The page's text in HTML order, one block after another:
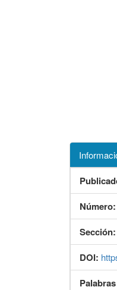
Número:
Sección:
DOI: